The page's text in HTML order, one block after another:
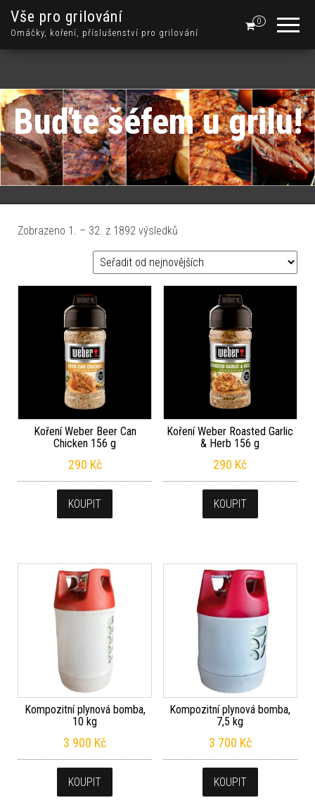
Vše pro grilování
Omáčky, koření, příslušenství pro grilování
0
Buďte šéfem u grilu!
Zobrazeno 1. – 32. z 1892 výsledků
Koření Weber Beer Can
Chicken 156 g
290 Kč
KOUPIT
Koření Weber Roasted Garlic
& Herb 156 g
290 Kč
KOUPIT
Kompozitní plynová bomba,
10 kg
3 900 Kč
KOUPIT
Kompozitní plynová bomba,
7,5 kg
3 700 Kč
KOUPIT